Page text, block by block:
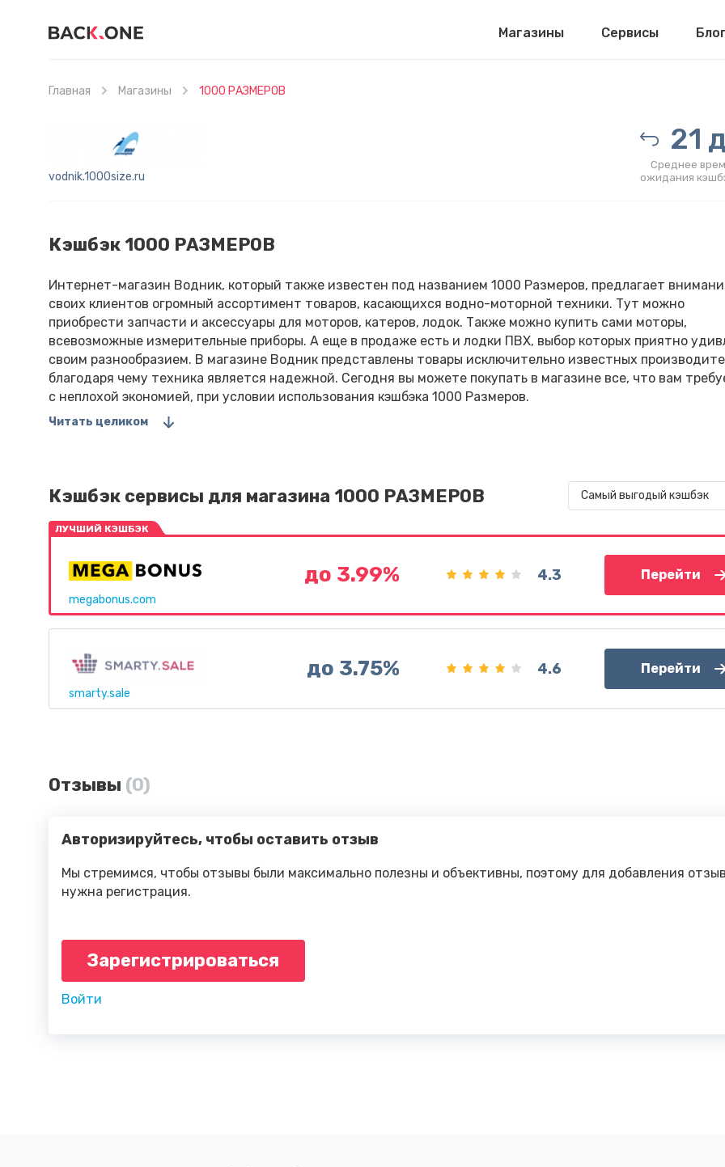
Магазины Сервисы
Главная Магазины 1000 РАЗМЕРОВ
vodnik.1000size.ru
21
Среднее
ожидания
Кэшбэк 1000 РАЗМЕРОВ
Интернет-магазин Водник, который также известен под названием 1000 Размеров, предлагает
своих клиентов огромный ассортимент товаров, касающихся водно-моторной техники. Тут можно
приобрести запчасти и аксессуары для моторов, катеров, лодок. Также можно купить сами моторы,
всевозможные измерительные приборы. А еще в продаже есть и лодки ПВХ, выбор которых приятно
своим разнообразием. В магазине Водник представлены товары исключительно известных
благодаря чему техника является надежной. Сегодня вы можете покупать в магазине все, что вам
с неплохой экономией, при условии использования кэшбэка 1000 Размеров.
Читать целиком
Кэшбэк сервисы для магазина 1000 РАЗМЕРОВ Самый выгодый кэшбэк
ЛУЧШИЙ КЭШБЭК
megabonus.com
до 3.99% 4.3 Перейти
smarty.sale
до 3.75% 4.6 Перейти
Отзывы (0)
Авторизируйтесь, чтобы оставить отзыв
Мы стремимся, чтобы отзывы были максимально полезны и объективны, поэтому для добавления
нужна регистрация.
Зарегистрироваться
Войти